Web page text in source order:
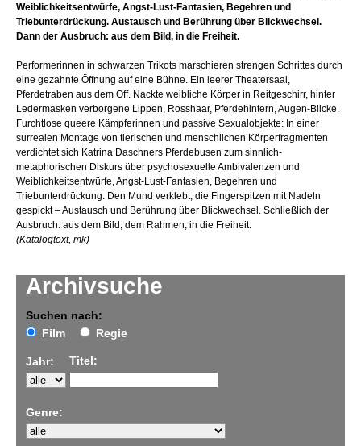
Archivsuche
Suchen nach:
Film
Regie
Jahr: Titel:
Genre:
Weiblichkeitsentwürfe, Angst-Lust-Fantasien, Begehren und
Triebunterdrückung. Austausch und Berührung über Blickwechsel.
Dann der Ausbruch: aus dem Bild, in die Freiheit.
Performerinnen in schwarzen Trikots marschieren strengen Schrittes durch
eine gezahnte Öffnung auf eine Bühne. Ein leerer Theatersaal,
Pferdetraben aus dem Off. Nackte weibliche Körper in Reitgeschirr, hinter
Ledermasken verborgene Lippen, Rosshaar, Pferdehintern, Augen-Blicke.
Furchtlose queere Kämpferinnen und passive Sexualobjekte: In einer
surrealen Montage von tierischen und menschlichen Körperfragmenten
verdichtet sich Katrina Daschners Pferdebusen zum sinnlich-
metaphorischen Diskurs über psychosexuelle Ambivalenzen und
Weiblichkeitsentwürfe, Angst-Lust-Fantasien, Begehren und
Triebunterdrückung. Den Mund verklebt, die Fingerspitzen mit Nadeln
gespickt – Austausch und Berührung über Blickwechsel. Schließlich der
Ausbruch: aus dem Bild, dem Rahmen, in die Freiheit.
(Katalogtext, mk)